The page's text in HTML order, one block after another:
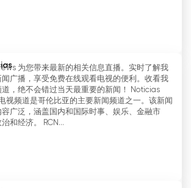
为您带来最新的相关信息直播。实时了解我
闻广播，享受免费在线观看电视的便利。收看我
道，绝不会错过当天最重要的新闻！ Noticias
视频道是哥伦比亚的主要新闻频道之一。该新闻
容广泛，涵盖国内和国际时事、娱乐、金融市
和经济。 RCN...